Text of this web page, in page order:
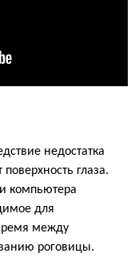
недостатка
глаза.
компьютера
для
между
роговицы.